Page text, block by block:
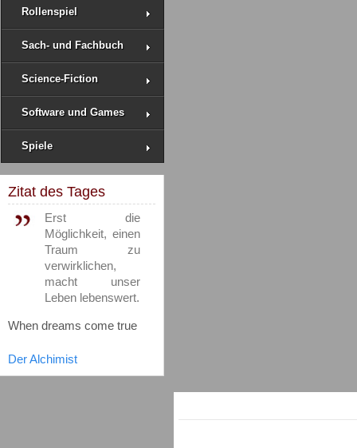
Rollenspiel
Sach- und Fachbuch
Science-Fiction
Software und Games
Spiele
Zitat des Tages
Erst die
Möglichkeit, einen
Traum zu
verwirklichen,
macht unser
Leben lebenswert.
When dreams come true
Der Alchimist